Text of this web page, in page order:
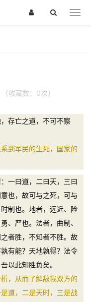
（收藏数： 0次）
存亡之道，不可不察
到军民的生死，国家的
一曰道，二曰天，三曰
也，故可与之死，可与
制也。地者，远近、险
、严也。法者，曲制、
者胜，不知者不胜。故
有能？天地孰得？法令
以此知胜负矣。
，从而了解敌我双方的
道，二是天时，三是战